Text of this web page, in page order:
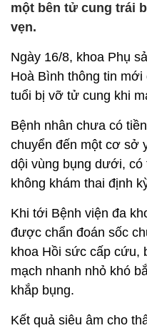
một bên tử cung trái
vẹn.
Ngày 16/8, khoa Phụ
Hoà Bình thông tin
tuổi bị vỡ tử cung khi
Bệnh nhân chưa có
chuyển đến một cơ sở
dội vùng bụng dưới,
không khám thai định
Khi tới Bệnh viện đa
được chẩn đoán sốc
khoa Hồi sức cấp cứu,
mạch nhanh nhỏ khó
khắp bụng.
Kết quả siêu âm cho